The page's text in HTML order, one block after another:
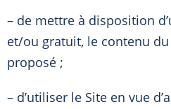
– de mettre à disposition
et/ou gratuit, le contenu du
proposé ;
– d’utiliser le Site en vue